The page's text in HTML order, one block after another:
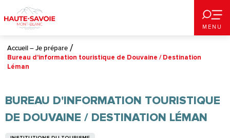
au
contenu
principal
MENU
Accueil – Je prépare
Bureau d'information touristique de Douvaine / Destination
Léman
BUREAU D'INFORMATION TOURISTIQUE
DE DOUVAINE / DESTINATION LÉMAN